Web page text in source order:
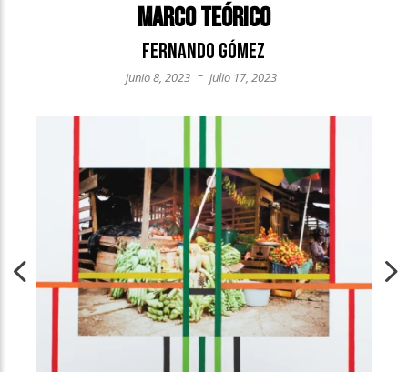
Marco Teórico
Fernando Gómez
junio 8, 2023 – julio 17, 2023